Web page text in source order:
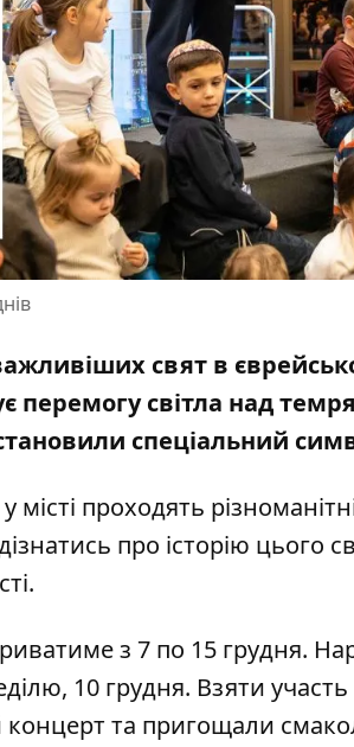
свят в
перемогу світла над
спеціальний
проходять
про історію цього
з 7 по 15 грудня.
10 грудня. Взяти
концерт та пригощали